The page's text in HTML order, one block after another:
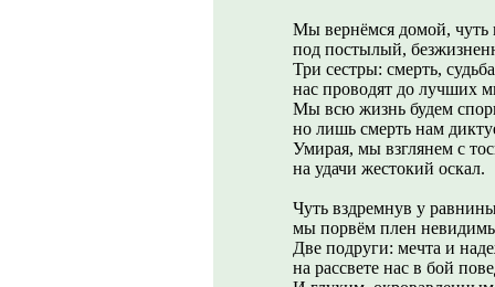
Мы вернёмся домой, чуть
под постылый,
Три сестры: смерть,
нас проводят до лучших
Мы всю жизнь будем
но лишь смерть нам
Умирая, мы взглянем с
на удачи жестокий оскал.
Чуть вздремнув у
мы порвём плен
Две подруги: мечта и
на рассвете нас в бой